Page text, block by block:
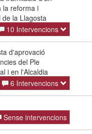
la reforma i
la Llagosta
10 Intervencions
d'aprovació
del Ple
i en l'Alcaldia
6 Intervencions
Sense intervencions